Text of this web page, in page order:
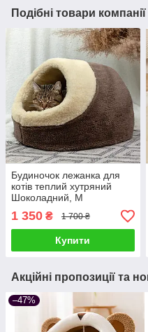
Подібні товари компанії
Будиночок лежанка для
котів теплий хутряний
Шоколадний, M
1 350 ₴ 1 700 ₴
Купити
Акційні пропозиції та
–47%